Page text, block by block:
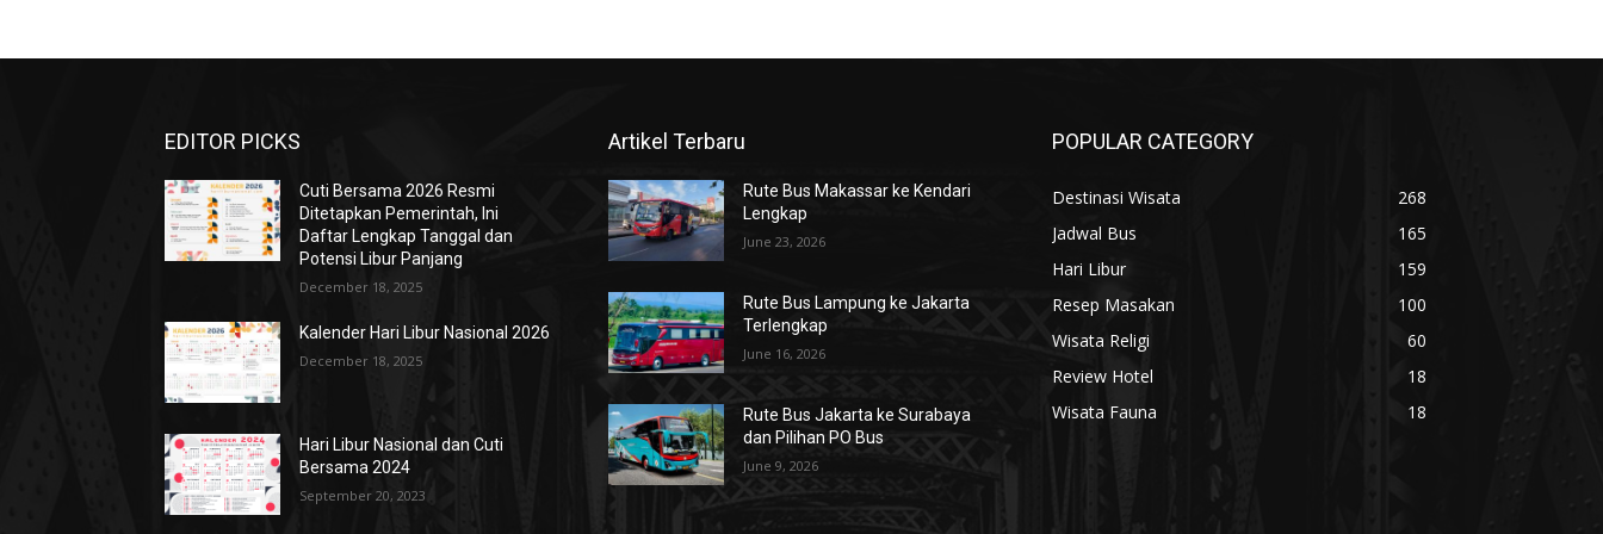
EDITOR PICKS
Cuti Bersama 2026 Resmi
Ditetapkan Pemerintah, Ini
Daftar Lengkap Tanggal dan
Potensi Libur Panjang
December 18, 2025
Kalender Hari Libur Nasional 2026
December 18, 2025
Hari Libur Nasional dan Cuti
Bersama 2024
September 20, 2023
Artikel Terbaru
Rute Bus Makassar ke Kendari
Lengkap
June 23, 2026
Rute Bus Lampung ke Jakarta
Terlengkap
June 16, 2026
Rute Bus Jakarta ke Surabaya
dan Pilihan PO Bus
June 9, 2026
POPULAR CATEGORY
Destinasi Wisata
268
Jadwal Bus
165
Hari Libur
159
Resep Masakan
100
Wisata Religi
60
Review Hotel
18
Wisata Fauna
18